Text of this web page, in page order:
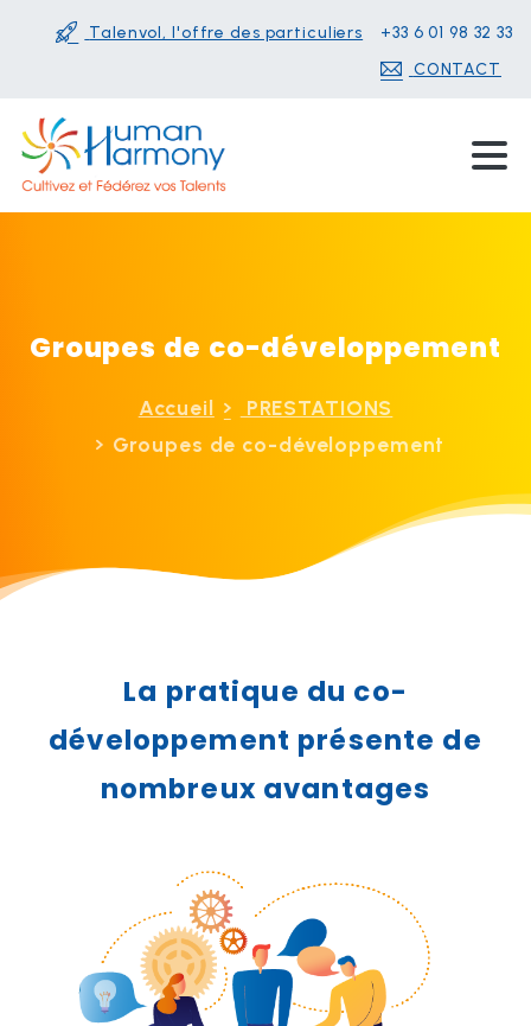
Talenvol, l'offre des particuliers
+33 6 01 98 32 33
CONTACT
Groupes de co-développement
Accueil
PRESTATIONS
Groupes de co-développement
La pratique du co-
développement présente de
nombreux avantages